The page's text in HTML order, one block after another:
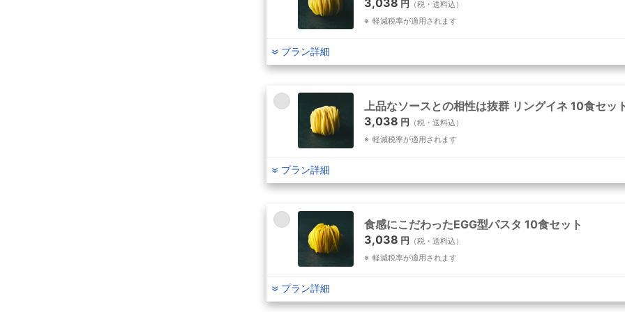
円
（税・送料込）
軽減税率が適用されます
プラン詳細
上品なソースとの相性は抜群 リングイネ 10食セッ
3,038 円
（税・送料込）
軽減税率が適用されます
プラン詳細
食感にこだわったEGG型パスタ 10食セット
3,038 円
（税・送料込）
軽減税率が適用されます
プラン詳細